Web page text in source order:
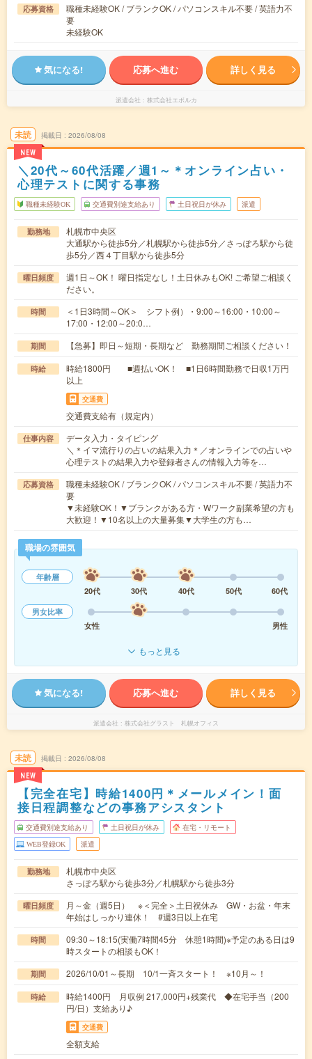
応募資格
職種未経験OK / ブランクOK / パソコンスキル不要 / 英語力不
要
未経験OK
気になる! 応募へ進む 詳しく見る
派遣会社 株式会社エボルカ
未読
NEW
掲載日 2026/08/08
＼20代～60代活躍／週1～＊オンライン占い・
心理テストに関する事務
職種未経験OK 交通費別途支給あり 土日祝日が休み 派遣
勤務地
札幌市中央区
大通駅から徒歩5分／札幌駅から徒歩5分／さっぽろ駅から徒
歩5分／西４丁目駅から徒歩5分
曜日頻度
週1日～OK！ 曜日指定なし！土日休みもOK! ご希望ご相談く
ださい。
時間
＜1日3時間～OK＞ シフト例）・9:00～16:00・10:00～
17:00・12:00～20:0…
期間 【急募】即日～短期・長期など 勤務期間ご相談ください！
時給
時給1800円 ■週払いOK！ ■1日6時間勤務で日収1万円
以上
交通費
交通費支給有（規定内）
仕事内容
データ入力・タイピング
＼＊イマ流行りの占いの結果入力＊／オンラインでの占いや
心理テストの結果入力や登録者さんの情報入力等を…
応募資格
職種未経験OK / ブランクOK / パソコンスキル不要 / 英語力不
要
▼未経験OK！▼ブランクがある方・Wワーク副業希望の方も
大歓迎！▼10名以上の大量募集▼大学生の方も…
職場の雰囲気
年齢層
20代
30代 40代 50代
60代
男女比率
女性
男性
もっと見る
気になる! 応募へ進む 詳しく見る
派遣会社 株式会社グラスト 札幌オフィス
未読
NEW
掲載日 2026/08/08
【完全在宅】時給1400円＊メールメイン！面
接日程調整などの事務アシスタント
交通費別途支給あり 土日祝日が休み 在宅・リモート
WEB登録OK 派遣
勤務地
札幌市中央区
さっぽろ駅から徒歩3分／札幌駅から徒歩3分
曜日頻度
月～金（週5日） ※＜完全＞土日祝休み GW・お盆・年末
年始はしっかり連休！ #週3日以上在宅
時間
09:30～18:15(実働7時間45分 休憩1時間)※予定のある日は9
時スタートの相談もOK！
期間 2026/10/01～長期 10/1一斉スタート！ ※10月～！
時給
時給1400円 月収例 217,000円+残業代 ◆在宅手当（200
円/日）支給あり♪
交通費
全額支給